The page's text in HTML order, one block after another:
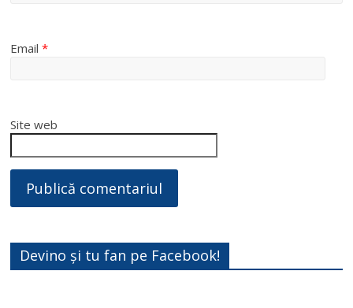
Email*
Site web
Devino și tu fan pe Facebook!